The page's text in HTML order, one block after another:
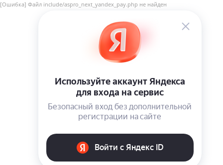
[Ошибка] Файл include/aspro_next_yandex_pay.php не найден